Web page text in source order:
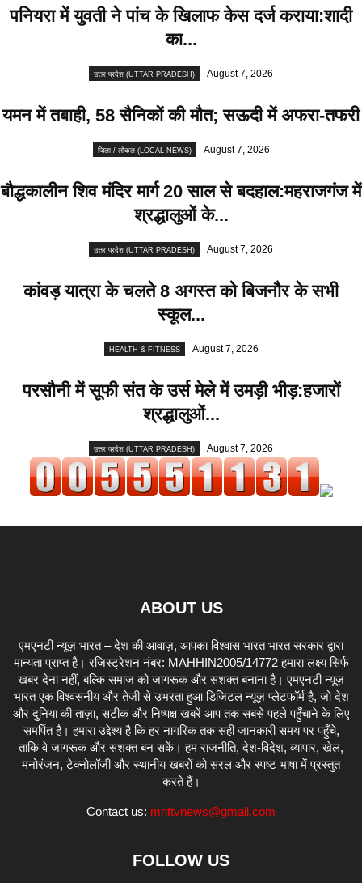
पनियरा में युवती ने पांच के खिलाफ केस दर्ज कराया:शादी
का...
उत्तर प्रदेश (UTTAR PRADESH) August 7, 2026
यमन में तबाही, 58 सैनिकों की मौत; सऊदी में अफरा-तफरी
जिला / लोकल (LOCAL NEWS) August 7, 2026
बौद्धकालीन शिव मंदिर मार्ग 20 साल से बदहाल:महराजगंज में
श्रद्धालुओं के...
उत्तर प्रदेश (UTTAR PRADESH) August 7, 2026
कांवड़ यात्रा के चलते 8 अगस्त को बिजनौर के सभी
स्कूल...
HEALTH & FITNESS August 7, 2026
परसौनी में सूफी संत के उर्स मेले में उमड़ी भीड़:हजारों
श्रद्धालुओं...
उत्तर प्रदेश (UTTAR PRADESH) August 7, 2026
ABOUT US
एमएनटी न्यूज़ भारत – देश की आवाज़, आपका विश्वास भारत भारत सरकार द्वारा
मान्यता प्राप्त है। रजिस्ट्रेशन नंबर: MAHHIN2005/14772 हमारा लक्ष्य सिर्फ
खबर देना नहीं, बल्कि समाज को जागरूक और सशक्त बनाना है। एमएनटी न्यूज़
भारत एक विश्वसनीय और तेजी से उभरता हुआ डिजिटल न्यूज़ प्लेटफॉर्म है, जो देश
और दुनिया की ताज़ा, सटीक और निष्पक्ष खबरें आप तक सबसे पहले पहुँचाने के लिए
समर्पित है। हमारा उद्देश्य है कि हर नागरिक तक सही जानकारी समय पर पहुँचे,
ताकि वे जागरूक और सशक्त बन सकें। हम राजनीति, देश-विदेश, व्यापार, खेल,
मनोरंजन, टेक्नोलॉजी और स्थानीय खबरों को सरल और स्पष्ट भाषा में प्रस्तुत
करते हैं।
Contact us: mnttvnews@gmail.com
FOLLOW US